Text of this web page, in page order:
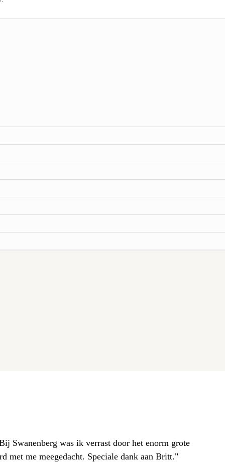
Swanenberg was ik verrast door het enorm grote
met me meegedacht. Speciale dank aan Britt."